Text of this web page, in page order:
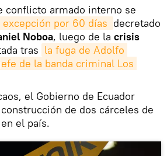
conflicto armado interno se
excepción por 60 días decretado
Noboa, luego de la crisis
tras la fuga de Adolfo
de la banda criminal Los
el Gobierno de Ecuador
de dos cárceles de
el país.